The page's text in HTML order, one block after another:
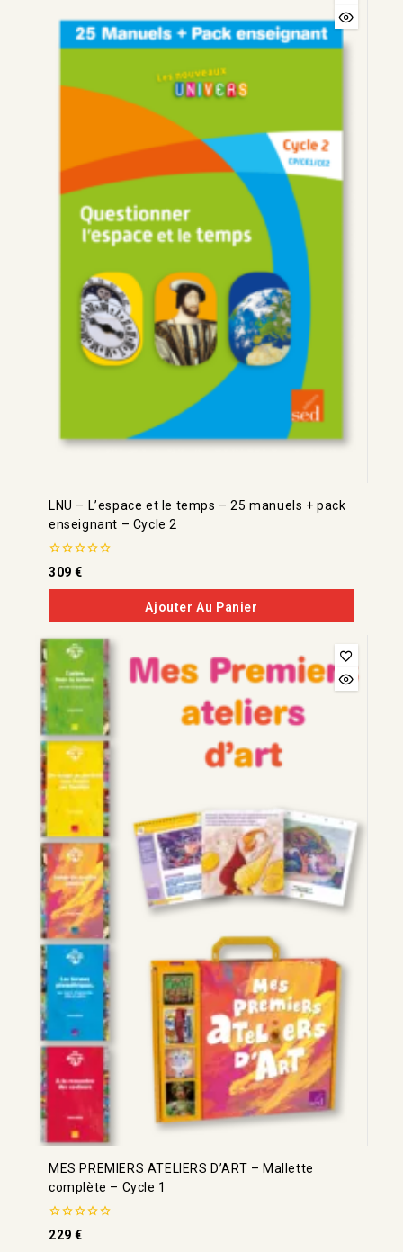
LNU – L’espace et le temps – 25 manuels + pack
enseignant – Cycle 2
0
de
5
309€
Ajouter Au Panier
MES PREMIERS ATELIERS D’ART – Mallette
complète – Cycle 1
0
de
229€